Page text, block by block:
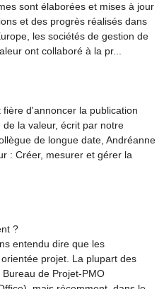
sont élaborées et mises à jour
et des progrès réalisés dans
les sociétés de gestion de
ont collaboré à la pr...
d'annoncer la publication
la valeur, écrit par notre
de longue date, Andréanne
: Créer, mesurer et gérer la
?
entendu dire que les
projet. La plupart des
de Projet-PMO